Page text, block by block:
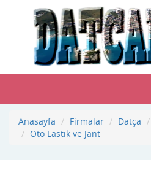
Anasayfa
Firmalar Datça
Oto Lastik ve Jant